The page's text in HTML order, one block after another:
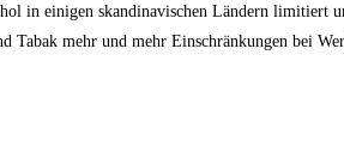
in einigen skandinavischen Ländern limitiert
Tabak mehr und mehr Einschränkungen bei